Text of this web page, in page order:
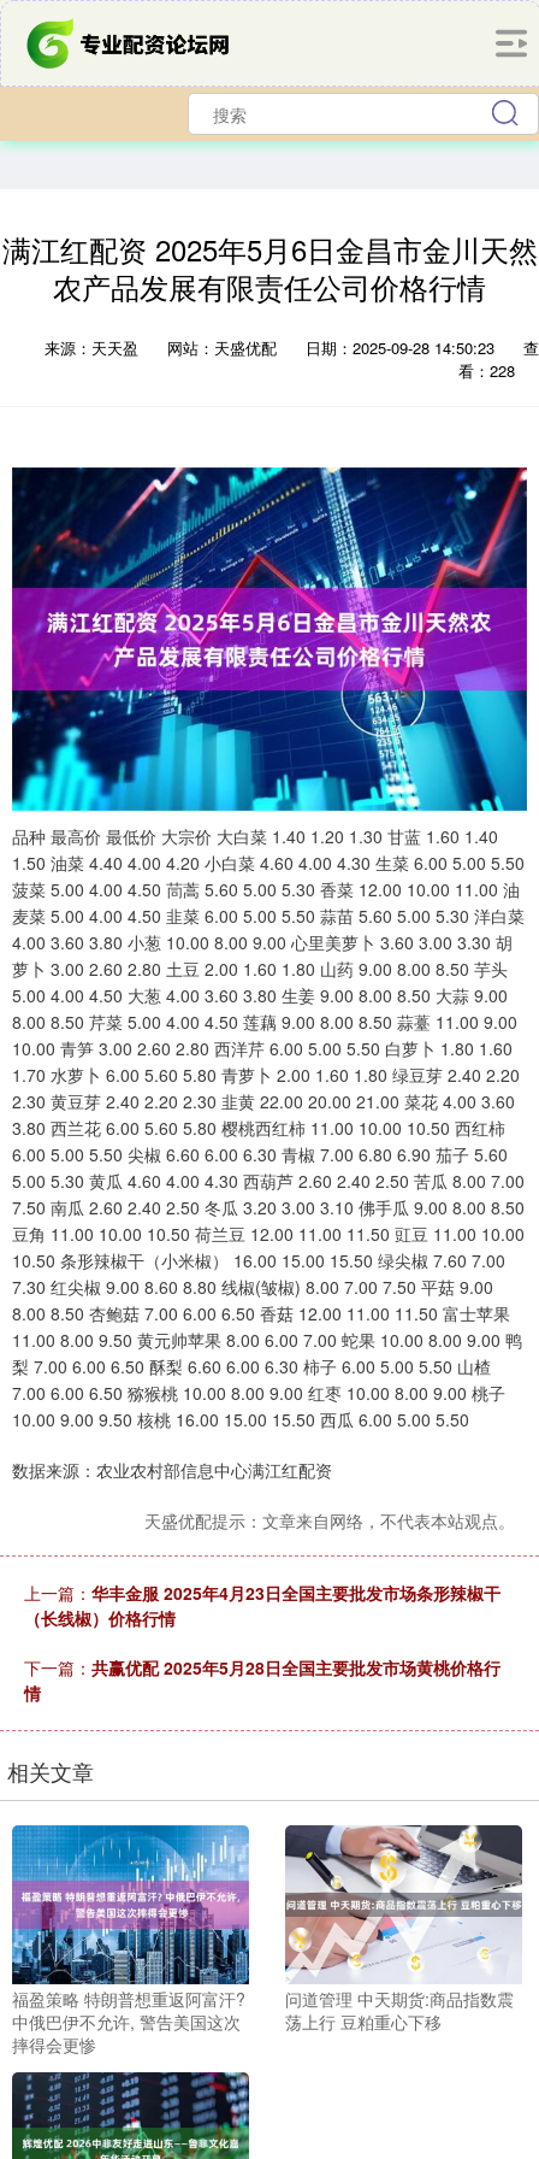
满江红配资 2025年5月6日金昌市金川天然
农产品发展有限责任公司价格行情
来源：天天盈 网站：天盛优配 日期：2025-09-28 14:50:23
查
看：228
品种 最高价 最低价 大宗价 大白菜 1.40 1.20 1.30 甘蓝 1.60 1.40
1.50 油菜 4.40 4.00 4.20 小白菜 4.60 4.00 4.30 生菜 6.00 5.00 5.50
菠菜 5.00 4.00 4.50 茼蒿 5.60 5.00 5.30 香菜 12.00 10.00 11.00 油
麦菜 5.00 4.00 4.50 韭菜 6.00 5.00 5.50 蒜苗 5.60 5.00 5.30 洋白菜
4.00 3.60 3.80 小葱 10.00 8.00 9.00 心里美萝卜 3.60 3.00 3.30 胡
萝卜 3.00 2.60 2.80 土豆 2.00 1.60 1.80 山药 9.00 8.00 8.50 芋头
5.00 4.00 4.50 大葱 4.00 3.60 3.80 生姜 9.00 8.00 8.50 大蒜 9.00
8.00 8.50 芹菜 5.00 4.00 4.50 莲藕 9.00 8.00 8.50 蒜薹 11.00 9.00
10.00 青笋 3.00 2.60 2.80 西洋芹 6.00 5.00 5.50 白萝卜 1.80 1.60
1.70 水萝卜 6.00 5.60 5.80 青萝卜 2.00 1.60 1.80 绿豆芽 2.40 2.20
2.30 黄豆芽 2.40 2.20 2.30 韭黄 22.00 20.00 21.00 菜花 4.00 3.60
3.80 西兰花 6.00 5.60 5.80 樱桃西红柿 11.00 10.00 10.50 西红柿
6.00 5.00 5.50 尖椒 6.60 6.00 6.30 青椒 7.00 6.80 6.90 茄子 5.60
5.00 5.30 黄瓜 4.60 4.00 4.30 西葫芦 2.60 2.40 2.50 苦瓜 8.00 7.00
7.50 南瓜 2.60 2.40 2.50 冬瓜 3.20 3.00 3.10 佛手瓜 9.00 8.00 8.50
豆角 11.00 10.00 10.50 荷兰豆 12.00 11.00 11.50 豇豆 11.00 10.00
10.50 条形辣椒干（小米椒） 16.00 15.00 15.50 绿尖椒 7.60 7.00
7.30 红尖椒 9.00 8.60 8.80 线椒(皱椒) 8.00 7.00 7.50 平菇 9.00
8.00 8.50 杏鲍菇 7.00 6.00 6.50 香菇 12.00 11.00 11.50 富士苹果
11.00 8.00 9.50 黄元帅苹果 8.00 6.00 7.00 蛇果 10.00 8.00 9.00 鸭
梨 7.00 6.00 6.50 酥梨 6.60 6.00 6.30 柿子 6.00 5.00 5.50 山楂
7.00 6.00 6.50 猕猴桃 10.00 8.00 9.00 红枣 10.00 8.00 9.00 桃子
10.00 9.00 9.50 核桃 16.00 15.00 15.50 西瓜 6.00 5.00 5.50
数据来源：农业农村部信息中心满江红配资
天盛优配提示：文章来自网络，不代表本站观点。
上一篇： 华丰金服 2025年4月23日全国主要批发市场条形辣椒干
（长线椒）价格行情
下一篇： 共赢优配 2025年5月28日全国主要批发市场黄桃价格行
情
相关文章
福盈策略 特朗普想重返阿富汗?
中俄巴伊不允许, 警告美国这次
摔得会更惨
问道管理 中天期货:商品指数震
荡上行 豆粕重心下移